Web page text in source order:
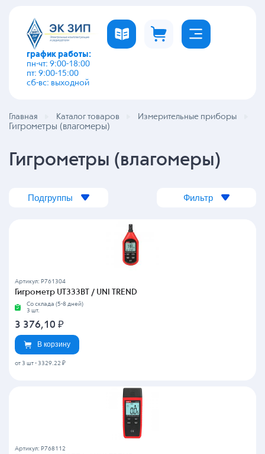
график работы:
пн-чт: 9:00-18:00
пт: 9:00-15:00
сб-вс: выходной
Главная Каталог товаров Измерительные приборы
Гигрометры (влагомеры)
Гигрометры (влагомеры)
Подгруппы Фильтр
Артикул: P761304
Гигрометр UT333BT / UNI TREND
Со склада (5-8 дней)
3 шт.
3 376,10 ₽
В корзину
от 3 шт - 3329.22 ₽
Артикул: P768112